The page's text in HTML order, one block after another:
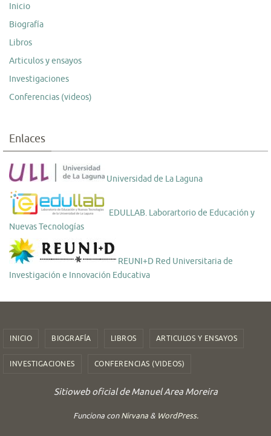
Inicio
Biografía
Libros
Articulos y ensayos
Investigaciones
Conferencias (videos)
Enlaces
Universidad de La Laguna
EDULLAB. Laborartorio de Educación y
Nuevas Tecnologías
REUNI+D Red Universitaria de
Investigación e Innovación Educativa
INICIO BIOGRAFÍA LIBROS ARTICULOS Y ENSAYOS
INVESTIGACIONES CONFERENCIAS (VIDEOS)
Sitioweb oficial de Manuel Area Moreira
Funciona conNirvana& WordPress.